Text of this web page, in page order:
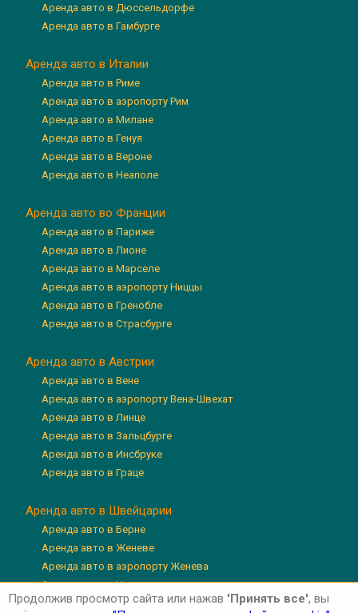
Аренда авто в Дюссельдорфе
Аренда авто в Гамбурге
Аренда авто в Италии
Аренда авто в Риме
Аренда авто в аэропорту Рим
Аренда авто в Милане
Аренда авто в Генуя
Аренда авто в Вероне
Аренда авто в Неаполе
Аренда авто во Франции
Аренда авто в Париже
Аренда авто в Лионе
Аренда авто в Марселе
Аренда авто в аэропорту Ниццы
Аренда авто в Гренобле
Аренда авто в Страсбурге
Аренда авто в Австрии
Аренда авто в Вене
Аренда авто в аэропорту Вена-Швехат
Аренда авто в Линце
Аренда авто в Зальцбурге
Аренда авто в Инсбруке
Аренда авто в Граце
Аренда авто в Швейцарии
Аренда авто в Берне
Аренда авто в Женеве
Аренда авто в аэропорту Женева
Аренда авто в Цюрихе
Аренда авто в аэропорту Цюрих
Продолжив просмотр сайта или нажав 'Принять все', вы